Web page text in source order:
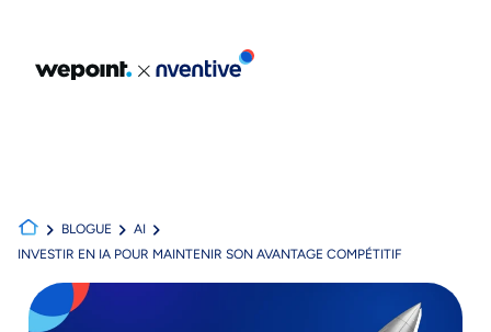
Explorer nos expertises
Blogue
BLOGUE
AI
INVESTIR EN IA POUR MAINTENIR SON AVANTAGE COMPÉTITIF